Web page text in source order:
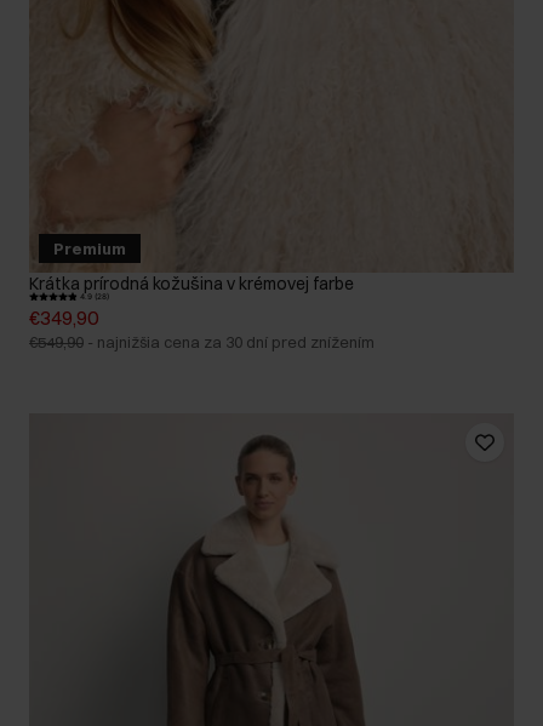
Premium
Krátka prírodná kožušina v krémovej farbe
4.9 (28)
€349,90
€549,90 - najnižšia cena za 30 dní pred znížením